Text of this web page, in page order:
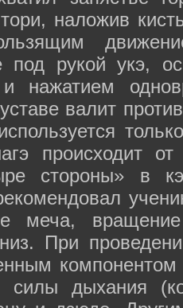
наложив
под рукой укэ,
и нажатием
валит
происходит
стороны» в
меча,
При
компонентом
силы дыхания